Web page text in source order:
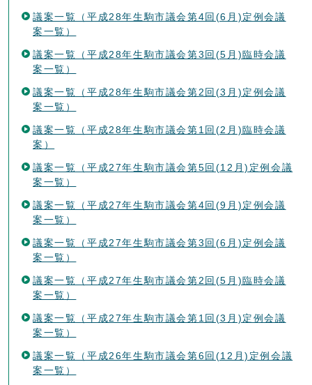
議案一覧（平成28年生駒市議会第4回(6月)定例会議
案一覧）
議案一覧（平成28年生駒市議会第3回(5月)臨時会議
案一覧）
議案一覧（平成28年生駒市議会第2回(3月)定例会議
案一覧）
議案一覧（平成28年生駒市議会第1回(2月)臨時会議
案）
議案一覧（平成27年生駒市議会第5回(12月)定例会議
案一覧）
議案一覧（平成27年生駒市議会第4回(9月)定例会議
案一覧）
議案一覧（平成27年生駒市議会第3回(6月)定例会議
案一覧）
議案一覧（平成27年生駒市議会第2回(5月)臨時会議
案一覧）
議案一覧（平成27年生駒市議会第1回(3月)定例会議
案一覧）
議案一覧（平成26年生駒市議会第6回(12月)定例会議
案一覧）